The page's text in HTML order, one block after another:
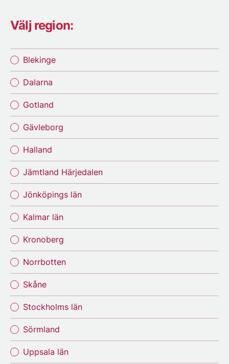
Välj region:
Blekinge
Dalarna
Gotland
Gävleborg
Halland
Jämtland Härjedalen
Jönköpings län
Kalmar län
Kronoberg
Norrbotten
Skåne
Stockholms län
Sörmland
Uppsala län